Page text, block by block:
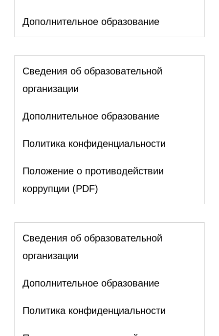
Дополнительное образование
Сведения об образовательной
организации
Дополнительное образование
Политика конфиденциальности
Положение о противодействии
коррупции (PDF)
Сведения об образовательной
организации
Дополнительное образование
Политика конфиденциальности